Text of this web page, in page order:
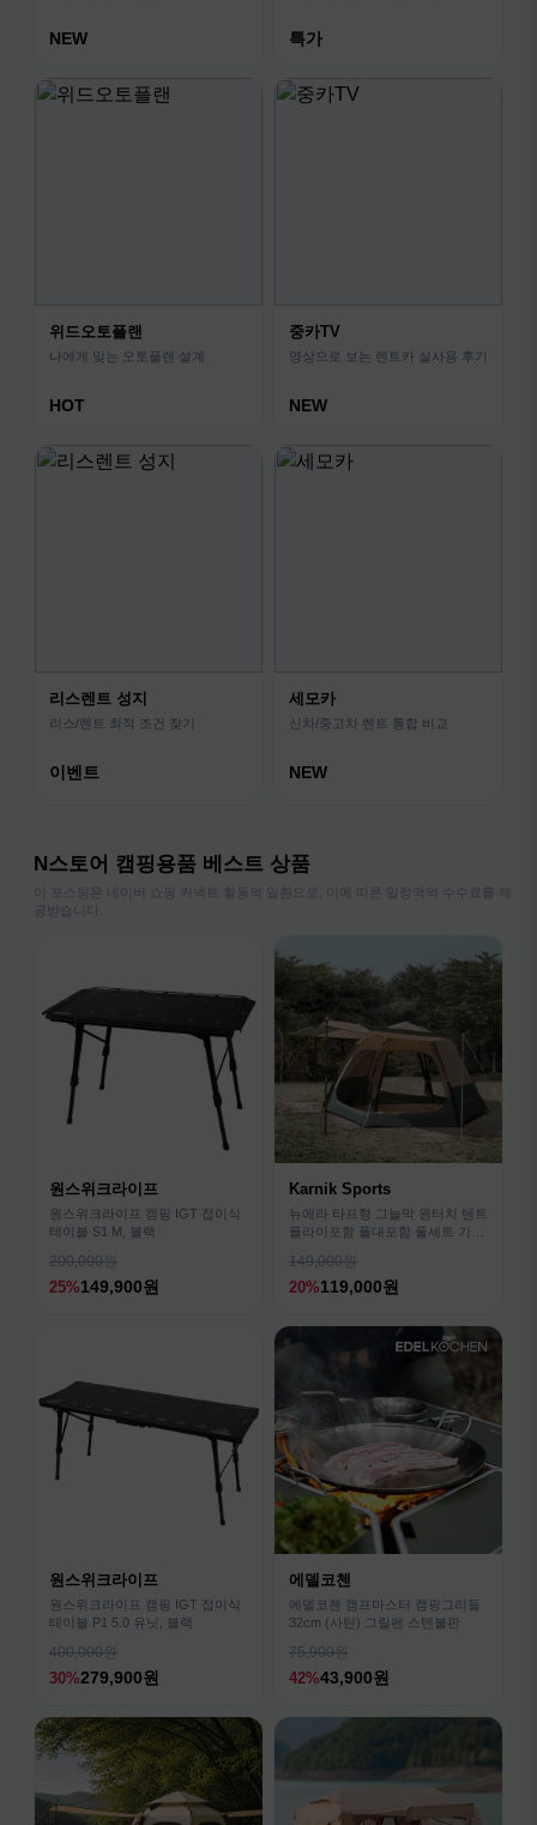
NEW 특가
위드오토플랜
나에게 맞는 오토플랜 설계
HOT
중카TV
영상으로 보는 렌트카 실사용 후기
NEW
리스렌트 성지
리스/렌트 최적 조건 찾기
이벤트
세모카
신차/중고차 렌트 통합 비교
NEW
N스토어 캠핑용품 베스트 상품
이 포스팅은 네이버 쇼핑 커넥트 활동의 일환으로, 이에 따른 일정액의 수수료를 제
공받습니다.
원스위크라이프
원스위크라이프 캠핑 IGT 접이식
테이블 S1 M, 블랙
200,000원
25%149,900원
Karnik Sports
뉴에라 타프형 그늘막 원터치 텐트
플라이포함 폴대포함 풀세트 기본
149,000원
20%119,000원
원스위크라이프
원스위크라이프 캠핑 IGT 접이식
테이블 P1 5.0 유닛, 블랙
400,000원
30%279,900원
에델코첸
에델코첸 캠프마스터 캠핑그리들
32cm (사틴) 그릴팬 스텐불판
75,900원
42%43,900원